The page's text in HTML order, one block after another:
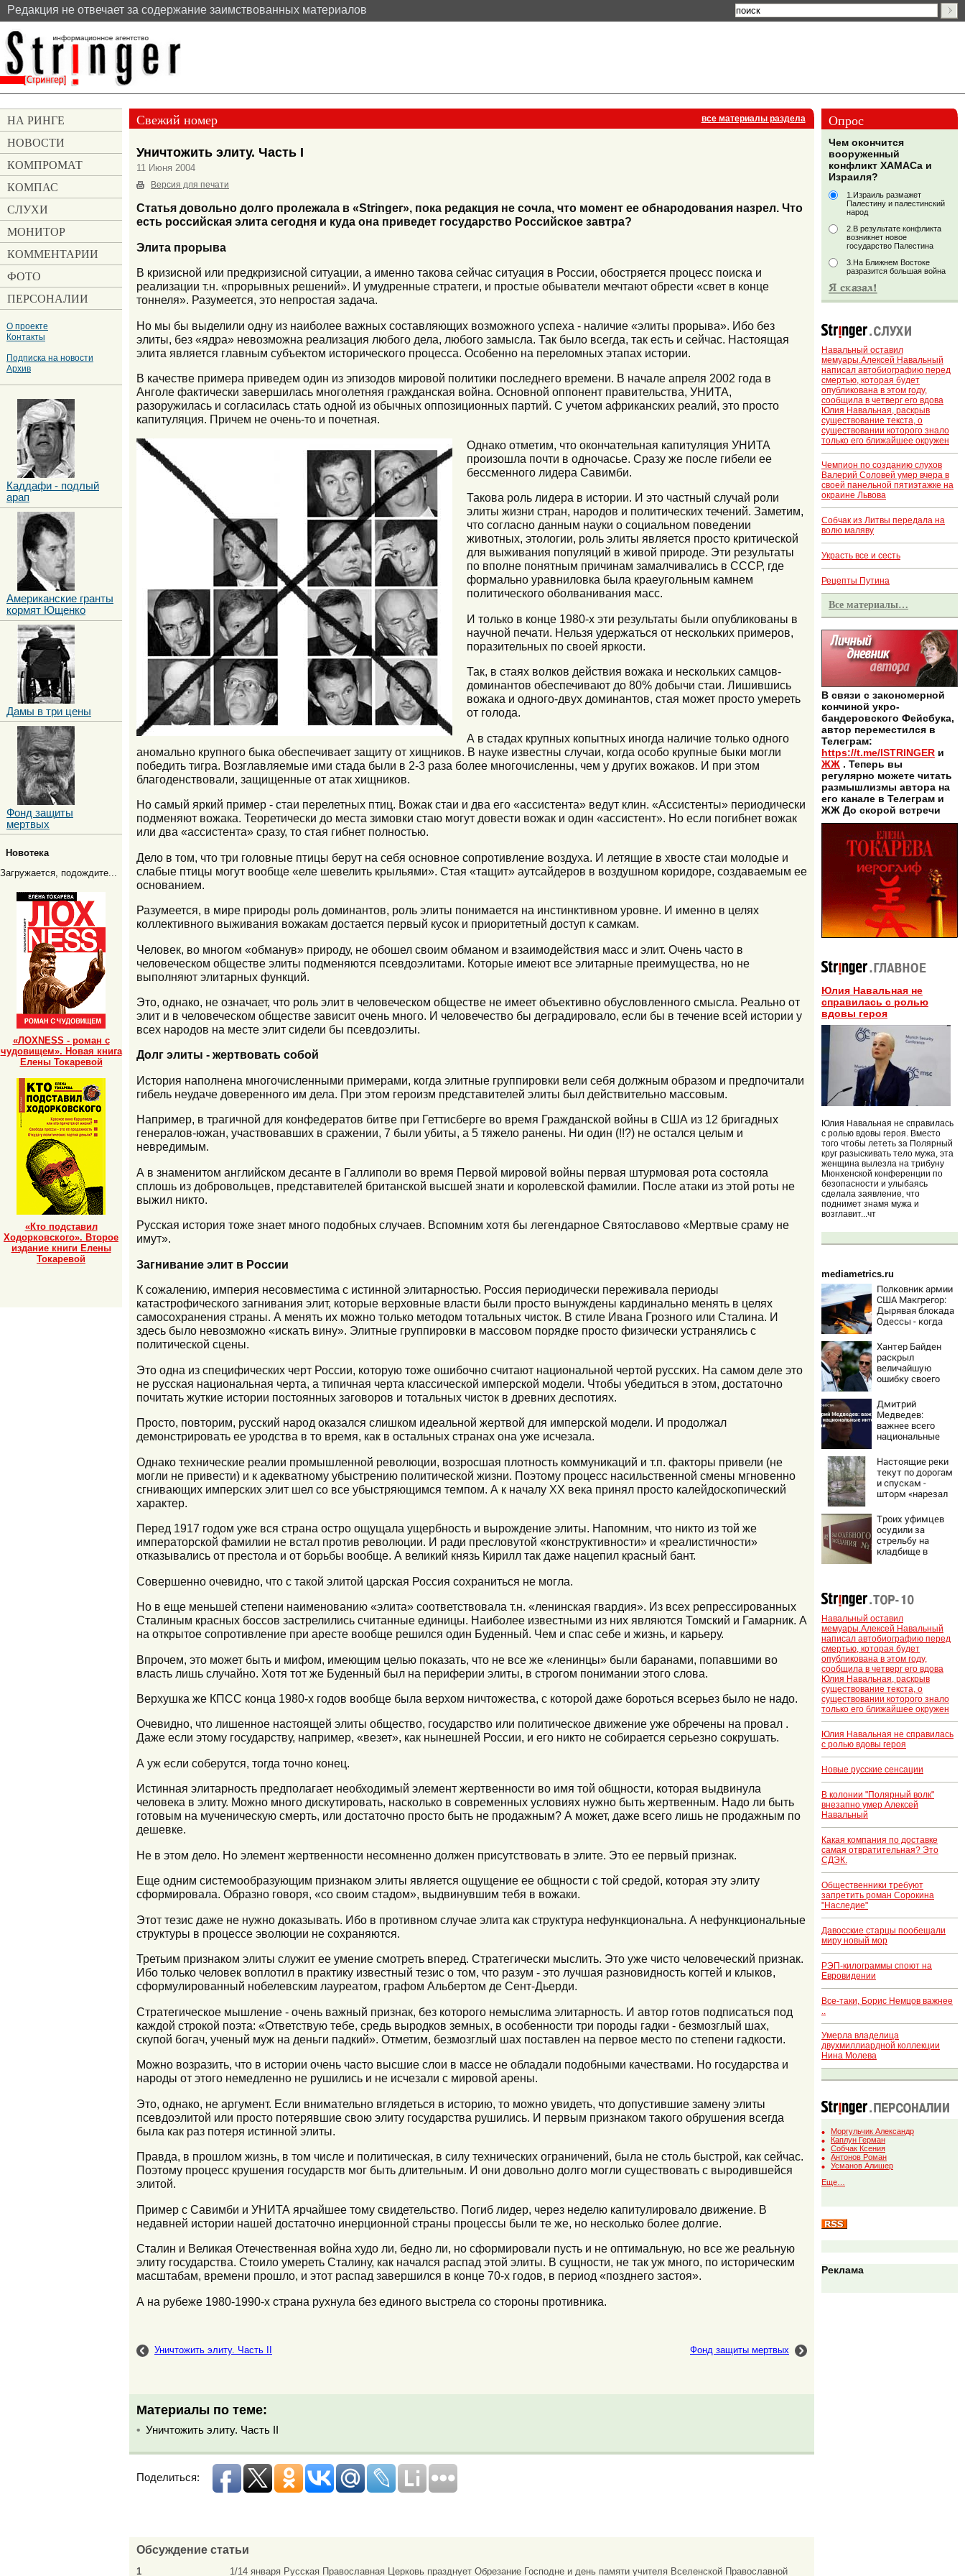
Pедакция не отвечает за содержание заимствованных материалов
Свежий номер все материалы раздела
Уничтожить элиту. Часть I
11 Июня 2004
Версия для печати
Статья довольно долго пролежала в «Stringer», пока редакция не сочла, что момент ее обнародования назрел. Что
есть российская элита сегодня и куда она приведет государство Российское завтра?
Элита прорыва
В кризисной или предкризисной ситуации, а именно такова сейчас ситуация в России, обостряется процесс поиска и
реализации т.н. «прорывных решений». И умудренные стратеги, и простые обыватели мечтают обрести «свет в конце
тоннеля». Разумеется, это непростая задача.
Но мы бы выделили одну из наиболее важных составляющих возможного успеха - наличие «элиты прорыва». Ибо без
элиты, без «ядра» невозможна реализация любого дела, любого замысла. Так было всегда, так есть и сейчас. Настоящая
элита является главным субъектом исторического процесса. Особенно на переломных этапах истории.
В качестве примера приведем один из эпизодов мировой политики последнего времени. В начале апреля 2002 года в
Анголе фактически завершилась многолетняя гражданская война. Основной оппонент правительства, УНИТА,
разоружилась и согласилась стать одной из обычных оппозиционных партий. С учетом африканских реалий, это просто
капитуляция. Причем не очень-то и почетная.
Однако отметим, что окончательная капитуляция УНИТА
произошла почти в одночасье. Сразу же после гибели ее
бессменного лидера Савимби.
Такова роль лидера в истории. И это частный случай роли
элиты жизни стран, народов и политических течений. Заметим,
что согласно данным науки о социальном поведении
животных, этологии, роль элиты является просто критической
для выживания популяций в живой природе. Эти результаты
по вполне понятным причинам замалчивались в СССР, где
формально уравниловка была краеугольным камнем
политического оболванивания масс.
И только в конце 1980-х эти результаты были опубликованы в
научной печати. Нельзя удержаться от нескольких примеров,
поразительных по своей яркости.
Так, в стаях волков действия вожака и нескольких самцов-
доминантов обеспечивают до 80% добычи стаи. Лишившись
вожака и одного-двух доминантов, стая может просто умереть
от голода.
А в стадах крупных копытных иногда наличие только одного
аномально крупного быка обеспечивает защиту от хищников. В науке известны случаи, когда особо крупные быки могли
победить тигра. Возглавляемые ими стада были в 2-3 раза более многочисленны, чем у других вожаков. И при этом
благоденствовали, защищенные от атак хищников.
Но самый яркий пример - стаи перелетных птиц. Вожак стаи и два его «ассистента» ведут клин. «Ассистенты» периодически
подменяют вожака. Теоретически до места зимовки стаю могут довести вожак и один «ассистент». Но если погибнет вожак
или два «ассистента» сразу, то стая гибнет полностью.
Дело в том, что три головные птицы берут на себя основное сопротивление воздуха. И летящие в хвосте стаи молодые и
слабые птицы могут вообще «еле шевелить крыльями». Стая «тащит» аутсайдеров в воздушном коридоре, создаваемым ее
основанием.
Разумеется, в мире природы роль доминантов, роль элиты понимается на инстинктивном уровне. И именно в целях
коллективного выживания вожакам достается первый кусок и приоритетный доступ к самкам.
Человек, во многом «обманув» природу, не обошел своим обманом и взаимодействия масс и элит. Очень часто в
человеческом обществе элиты подменяются псевдоэлитами. Которые имеют все элитарные преимущества, но не
выполняют элитарных функций.
Это, однако, не означает, что роль элит в человеческом обществе не имеет объективно обусловленного смысла. Реально от
элит и в человеческом обществе зависит очень много. И человечество бы деградировало, если бы в течение всей истории у
всех народов на месте элит сидели бы псевдоэлиты.
Долг элиты - жертвовать собой
История наполнена многочисленными примерами, когда элитные группировки вели себя должным образом и предпочитали
гибель неудаче доверенного им дела. При этом героизм представителей элиты был действительно массовым.
Например, в трагичной для конфедератов битве при Геттисберге во время Гражданской войны в США из 12 бригадных
генералов-южан, участвовавших в сражении, 7 были убиты, а 5 тяжело ранены. Ни один (!!?) не остался целым и
невредимым.
А в знаменитом английском десанте в Галлиполи во время Первой мировой войны первая штурмовая рота состояла
сплошь из добровольцев, представителей британской высшей знати и королевской фамилии. После атаки из этой роты не
выжил никто.
Русская история тоже знает много подобных случаев. Вспомним хотя бы легендарное Святославово «Мертвые сраму не
имут».
Загнивание элит в России
К сожалению, империя несовместима с истинной элитарностью. Россия периодически переживала периоды
катастрофического загнивания элит, которые верховные власти были просто вынуждены кардинально менять в целях
самосохранения страны. А менять их можно только методом тотальных чисток. В стиле Ивана Грозного или Сталина. И
здесь было невозможно «искать вину». Элитные группировки в массовом порядке просто физически устранялись с
политической сцены.
Это одна из специфических черт России, которую тоже ошибочно считают национальной чертой русских. На самом деле это
не русская национальная черта, а типичная черта классической имперской модели. Чтобы убедиться в этом, достаточно
почитать жуткие истории постоянных заговоров и тотальных чисток в древних деспотиях.
Просто, повторим, русский народ оказался слишком идеальной жертвой для имперской модели. И продолжал
демонстрировать ее уродства в то время, как в остальных странах она уже исчезала.
Однако технические реалии промышленной революции, возросшая плотность коммуникаций и т.п. факторы привели (не
могли не привести) и к адекватному убыстрению политической жизни. Поэтому процесс насильственной смены мгновенно
сгнивающих имперских элит шел со все убыстряющимся темпом. А к началу XX века принял просто калейдоскопический
характер.
Перед 1917 годом уже вся страна остро ощущала ущербность и вырождение элиты. Напомним, что никто из той же
императорской фамилии не встал против революции. И ради пресловутой «конструктивности» и «реалистичности»
отказывались от престола и от борьбы вообще. А великий князь Кирилл так даже нацепил красный бант.
Совершенно очевидно, что с такой элитой царская Россия сохраниться не могла.
Но в еще меньшей степени наименованию «элита» соответствовала т.н. «ленинская гвардия». Из всех репрессированных
Сталиным красных боссов застрелились считанные единицы. Наиболее известными из них являются Томский и Гамарник. А
на открытое сопротивление при аресте вообще решился один Буденный. Чем и спас себе и жизнь, и карьеру.
Впрочем, это может быть и мифом, имеющим целью показать, что не все же «ленинцы» были баранами, попавшими во
власть лишь случайно. Хотя тот же Буденный был на периферии элиты, в строгом понимании этого слова.
Верхушка же КПСС конца 1980-х годов вообще была верхом ничтожества, с которой даже бороться всерьез было не надо.
Очевидно, что лишенное настоящей элиты общество, государство или политическое движение уже обречены на провал .
Даже если этому государству, например, «везет», как нынешней России, и его никто не собирается серьезно сокрушать.
А уж если соберутся, тогда точно конец.
Истинная элитарность предполагает необходимый элемент жертвенности во имя той общности, которая выдвинула
человека в элиту. Можно много дискутировать, насколько в современных условиях нужно быть жертвенным. Надо ли быть
готовым на мученическую смерть, или достаточно просто быть не продажным? А может, даже всего лишь не продажным по
дешевке.
Не в этом дело. Но элемент жертвенности несомненно должен присутствовать в элите. Это ее первый признак.
Еще одним системообразующим признаком элиты является ощущение ее общности с той средой, которая эту элиту
сформировала. Образно говоря, «со своим стадом», выдвинувшим тебя в вожаки.
Этот тезис даже не нужно доказывать. Ибо в противном случае элита как структура нефункциональна. А нефункциональные
структуры в процессе эволюции не сохраняются.
Третьим признаком элиты служит ее умение смотреть вперед. Стратегически мыслить. Это уже чисто человеческий признак.
Ибо только человек воплотил в практику известный тезис о том, что разум - это лучшая разновидность когтей и клыков,
сформулированный нобелевским лауреатом, графом Альбертом де Сент-Дьерди.
Стратегическое мышление - очень важный признак, без которого немыслима элитарность. И автор готов подписаться под
каждой строкой поэта: «Ответствую тебе, средь выродков земных, в особенности три породы гадки - безмозглый шах,
скупой богач, ученый муж на деньги падкий». Отметим, безмозглый шах поставлен на первое место по степени гадкости.
Можно возразить, что в истории очень часто высшие слои в массе не обладали подобными качествами. Но государства и
народы от этого немедленно не рушились и не исчезали с мировой арены.
Это, однако, не аргумент. Если внимательно вглядеться в историю, то можно увидеть, что допустившие замену элиты
псевдоэлитой или просто потерявшие свою элиту государства рушились. И первым признаком такого обрушения всегда
была как раз потеря истинной элиты.
Правда, в прошлом жизнь, в том числе и политическая, в силу технических ограничений, была не столь быстрой, как сейчас.
Поэтому процесс крушения государств мог быть длительным. И они довольно долго могли существовать с выродившейся
элитой.
Пример с Савимби и УНИТА ярчайшее тому свидетельство. Погиб лидер, через неделю капитулировало движение. В
недавней истории нашей достаточно инерционной страны процессы были те же, но несколько более долгие.
Сталин и Великая Отечественная война худо ли, бедно ли, но сформировали пусть и не оптимальную, но все же реальную
элиту государства. Стоило умереть Сталину, как начался распад этой элиты. В сущности, не так уж много, по историческим
масштабам, времени прошло, и этот распад завершился в конце 70-х годов, в период «позднего застоя».
А на рубеже 1980-1990-х страна рухнула без единого выстрела со стороны противника.
Уничтожить элиту. Часть II Фонд защиты мертвых
Материалы по теме:
Уничтожить элиту. Часть II
Поделиться:
Обсуждение статьи
1 1/14 января Русская Православная Церковь празднует Обрезание Господне и день памяти учителя Вселенской Православной
Опрос
Чем окончится
вооруженный
конфликт ХАМАСа и
Израиля?
1.Израиль размажет
Палестину и палестинский
народ
2.В результате конфликта
возникнет новое
государство Палестина
3.На Ближнем Востоке
разразится большая война
Навальный оставил
мемуары.Алексей Навальный
написал автобиографию перед
смертью, которая будет
опубликована в этом году,
сообщила в четверг его вдова
Юлия Навальная, раскрыв
существование текста, о
существовании которого знало
только его ближайшее окружен
Чемпион по созданию слухов
Валерий Соловей умер вчера в
своей панельной пятиэтажке на
окраине Львова
Собчак из Литвы передала на
волю маляву
Украсть все и сесть
Рецепты Путина
Все материалы…
В связи с закономерной
кончиной укро-
бандеровского Фейсбука,
автор переместился в
Телеграм:
https://t.me/ISTRINGER и
ЖЖ . Теперь вы
регулярно можете читать
размышлизмы автора на
его канале в Телеграм и
ЖЖ До скорой встречи
Юлия Навальная не
справилась с ролью
вдовы героя
Юлия Навальная не справилась
с ролью вдовы героя. Вместо
того чтобы лететь за Полярный
круг разыскивать тело мужа, эта
женщина вылезла на трибуну
Мюнхенской конференции по
безопасности и улыбаясь
сделала заявление, что
поднимет знамя мужа и
возглавит...чт
mediametrics.ru
Полковник армии
США Макгрегор:
Дырявая блокада
Одессы - когда
командовании
ВМФ России за
это полетят
головы?
Хантер Байден
раскрыл
величайшую
ошибку своего
бездействие
против Трампа
Дмитрий
Медведев:
важнее всего
национальные
Настоящие реки
текут по дорогам
и спускам -
шторм «нарезал
горожанам и
службам
Сызрани
Троих уфимцев
осудили за
стрельбу на
кладбище в
Навальный оставил
мемуары.Алексей Навальный
написал автобиографию перед
смертью, которая будет
опубликована в этом году,
сообщила в четверг его вдова
Юлия Навальная, раскрыв
существование текста, о
существовании которого знало
только его ближайшее окружен
Юлия Навальная не справилась
с ролью вдовы героя
Новые русские сенсации
В колонии "Полярный волк"
внезапно умер Алексей
Навальный
Какая компания по доставке
самая отвратительная? Это
СДЭК.
Общественники требуют
запретить роман Сорокина
"Наследие"
Давосские старцы пообещали
миру новый мор
РЭП-килограммы споют на
Евровидении
Все-таки, Борис Немцов важнее
Умерла владелица
двухмиллиардной коллекции
Нина Молева
Моргульчик Александр
Каплун Герман
Собчак Ксения
Антонов Роман
Усманов Алишер
Еще…
Реклама
НА РИНГЕ
НОВОСТИ
КОМПРОМАТ
КОМПАС
СЛУХИ
МОНИТОР
КОММЕНТАРИИ
ФОТО
ПЕРСОНАЛИИ
О проекте
Контакты
Подписка на новости
Архив
Каддафи - подлый
арап
Американские гранты
кормят Ющенко
Дамы в три цены
Фонд защиты
мертвых
Новотека
Загружается, подождите...
«ЛОХNESS - роман с
чудовищем». Новая книга
Елены Токаревой
«Кто подставил
Ходорковского». Второе
издание книги Елены
Токаревой